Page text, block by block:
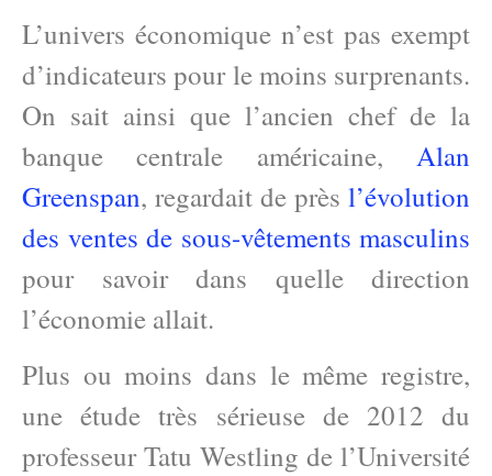
L’univers économique n’est pas exempt
d’indicateurs pour le moins surprenants.
On sait ainsi que l’ancien chef de la
banque centrale américaine, Alan
Greenspan, regardait de près l’évolution
des ventes de sous-vêtements masculins
pour savoir dans quelle direction
l’économie allait.
Plus ou moins dans le même registre,
une étude très sérieuse de 2012 du
professeur Tatu Westling de l’Université